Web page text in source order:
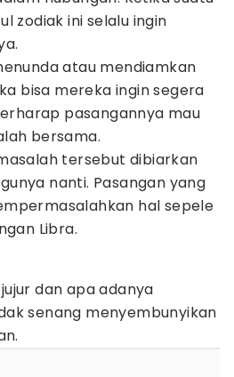
zodiak ini selalu ingin
atau mendiamkan
bisa mereka ingin segera
pasangannya mau
bersama.
tersebut dibiarkan
nanti. Pasangan yang
hal sepele
Libra.
dan apa adanya
senang menyembunyikan